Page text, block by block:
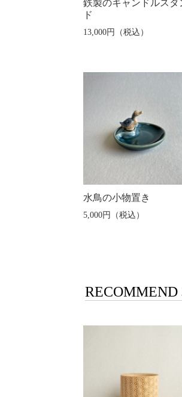
鉄製のキャンドルスタ
ド
13,000円（税込）
水鳥の小物置き
5,000円（税込）